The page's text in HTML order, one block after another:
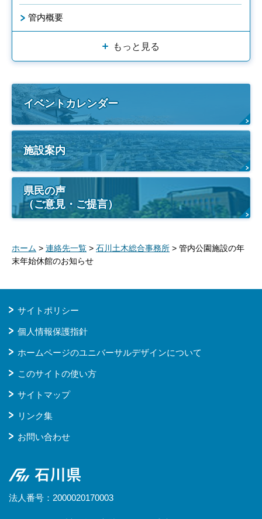
管内概要
もっと見る
イベントカレンダー
施設案内
県民の声
（ご意見・ご提言）
ホーム > 連絡先一覧 > 石川土木総合事務所 > 管内公園施設の年
末年始休館のお知らせ
サイトポリシー
個人情報保護指針
ホームページのユニバーサルデザインについて
このサイトの使い方
サイトマップ
リンク集
お問い合わせ
石川県
法人番号：2000020170003